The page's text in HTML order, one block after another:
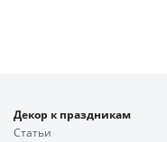
Декор к праздникам
Статьи